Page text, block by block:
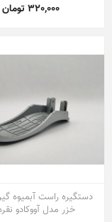
320,000 تومان
دستگیره راست آبمیوه
خزر مدل آووکادو